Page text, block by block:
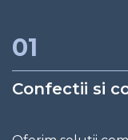
01
Confectii si